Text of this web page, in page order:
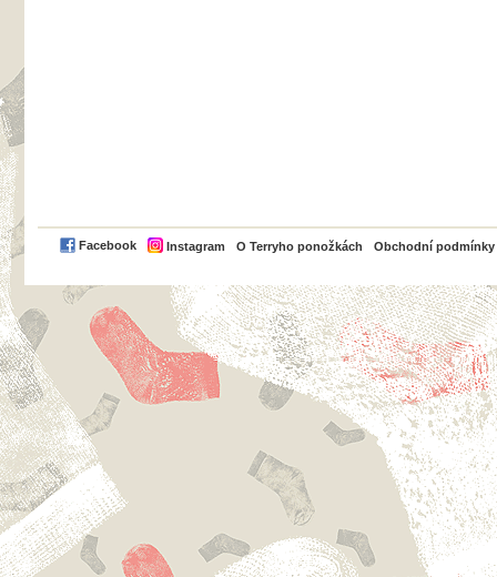
Facebook Instagram O Terryho ponožkách Obchodní podmínky
PayPal